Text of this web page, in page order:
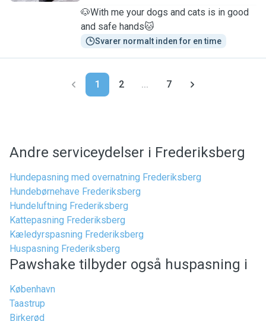
🐶With me your dogs and cats is in good
and safe hands🐱
Svarer normalt inden for en time
1 2 ... 7
Andre serviceydelser i Frederiksberg
Hundepasning med overnatning Frederiksberg
Hundebørnehave Frederiksberg
Hundeluftning Frederiksberg
Kattepasning Frederiksberg
Kæledyrspasning Frederiksberg
Huspasning Frederiksberg
Pawshake tilbyder også huspasning i
København
Taastrup
Birkerød